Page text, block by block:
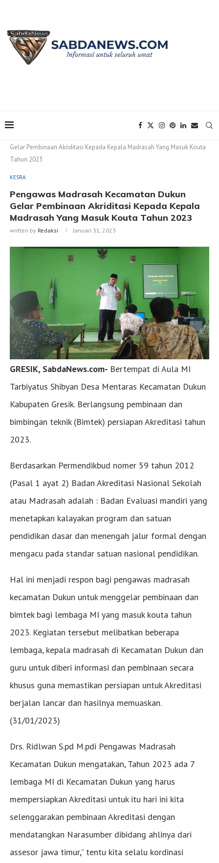
Gelar Pembinaan Akriditasi Kepada Kepala Madrasah Yang Masuk Kouta
Tahun 2023
KESRA
Pengawas Madrasah Kecamatan Dukun
Gelar Pembinaan Akriditasi Kepada Kepala
Madrasah Yang Masuk Kouta Tahun 2023
written by Redaksi Januari 31, 2023
GRESIK, SabdaNews.com- Bertempat di Aula MI
Tarbiyatus Shibyan Desa Mentaras Kecamatan Dukun
Kabupaten Gresik. Berlangsung pembinaan dan
bimbingan teknik (Bimtek) persiapan Akreditasi tahun
2023.
Berdasarkan Permendikbud nomer 59 tahun 2012
(Pasal 1 ayat 2) Badan Akreditasi Nasional Sekolah
atau Madrasah adalah : Badan Evaluasi mandiri yang
menetapkan kalayakan program dan satuan
pendidikan dasar dan menengah jalur formal dengan
mengacu pada standar satuan nasional pendidikan.
Hal ini menjadi respon bagi pengawas madrasah
kecamatan Dukun untuk menggelar pembinaan dan
bimtek bagi lembaga MI yang masuk kouta tahun
2023. Kegiatan tersebut melibatkan beberapa
lembaga, kepala madrasah di Kecamatan Dukun dan
guru untuk diberi informasi dan pembinaan secara
khusus guna memastikan persiapan untuk Akreditasi
berjalan lancar dan hasilnya memuaskan.
(31/01/2023)
Drs. Ridlwan S.pd M.pdi Pengawas Madrasah
Kecamatan Dukun mengatakan, Tahun 2023 ada 7
lembaga MI di Kecamatan Dukun yang harus
mempersiapkan Akreditasi untuk itu hari ini kita
selenggarakan pembinaan Akreditasi dengan
mendatangkan Narasumber dibidang ahlinya dari
assesor jawa timur,” tentu kita selalu kordinasi